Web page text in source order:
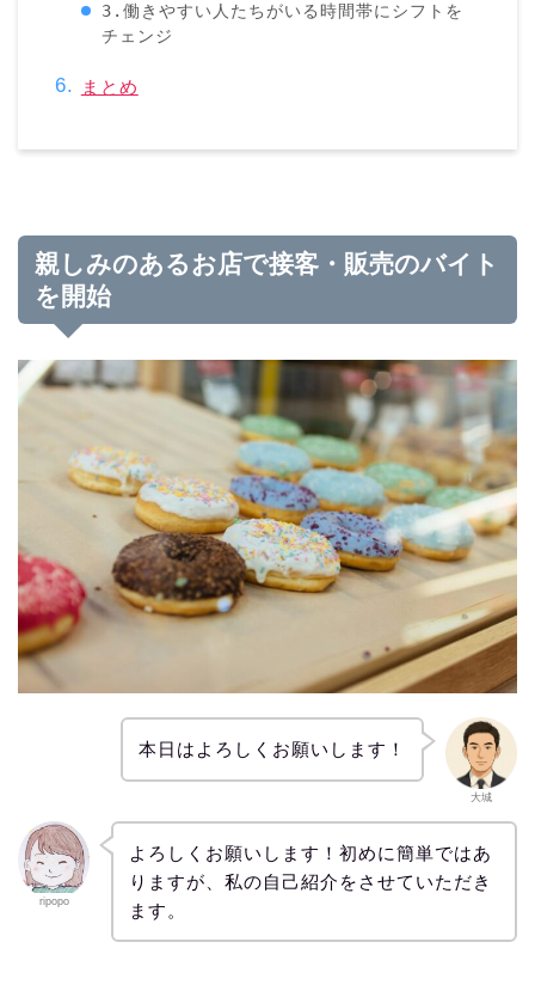
3.働きやすい人たちがいる時間帯にシフトを
チェンジ
まとめ
親しみのあるお店で接客・販売のバイト
を開始
大城
本日はよろしくお願いします！
ripopo
よろしくお願いします！初めに簡単ではあ
りますが、私の自己紹介をさせていただき
ます。